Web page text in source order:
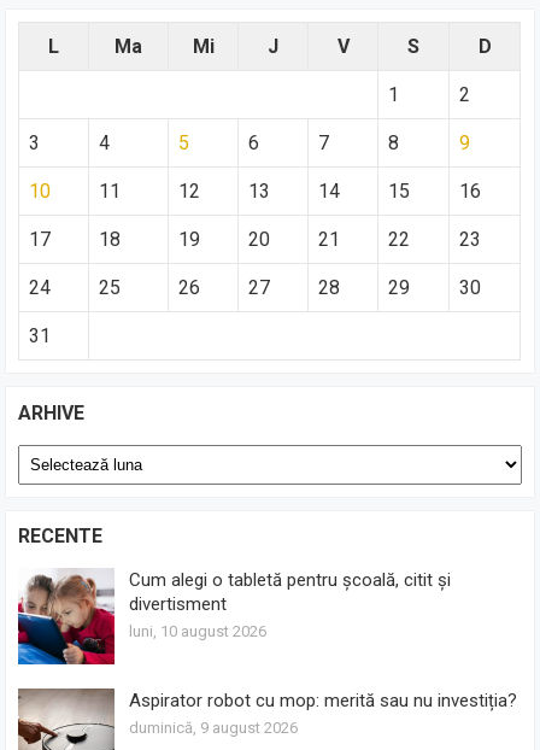
L Ma Mi J V S D
1 2
3 4 5 6 7 8 9
10 11 12 13 14 15 16
17 18 19 20 21 22 23
24 25 26 27 28 29 30
31
ARHIVE
Arhive
RECENTE
Cum alegi o tabletă pentru școală, citit și
divertisment
luni, 10 august 2026
Aspirator robot cu mop: merită sau nu investiția?
duminică, 9 august 2026